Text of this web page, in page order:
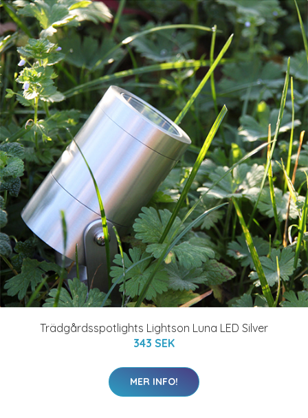
Trädgårdsspotlights Lightson Luna LED Silver
343 SEK
MER INFO!